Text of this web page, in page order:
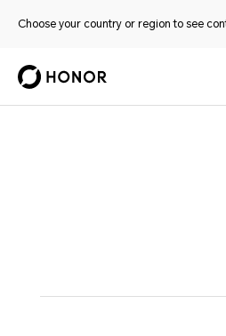
Choose your country or region to see